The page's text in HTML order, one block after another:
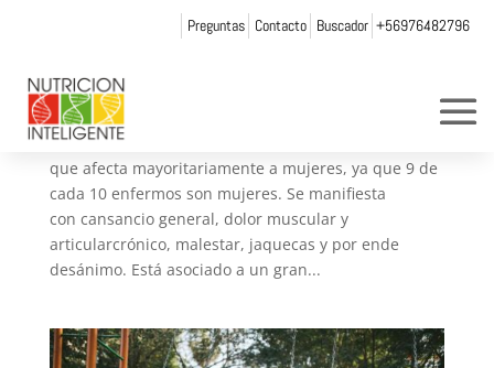
Preguntas Contacto Buscador +56976482796
Fibromialgias
porWeb Admin NI
¿Qué es? La Fibromialgia es una enfermedad crónica
que afecta mayoritariamente a mujeres, ya que 9 de
cada 10 enfermos son mujeres. Se manifiesta
con cansancio general, dolor muscular y
articularcrónico, malestar, jaquecas y por ende
desánimo. Está asociado a un gran...